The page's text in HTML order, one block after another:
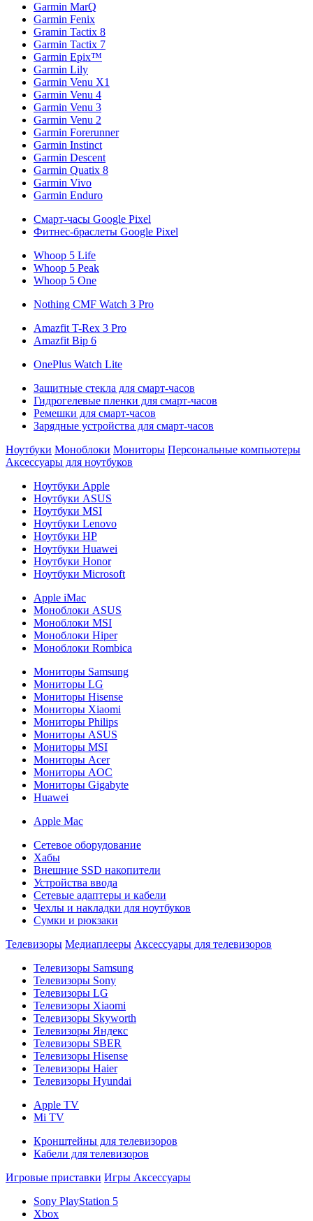
Garmin MarQ
Garmin Fenix
Gramin Tactix 8
Garmin Tactix 7
Garmin Epix™
Garmin Lily
Garmin Venu X1
Garmin Venu 4
Garmin Venu 3
Garmin Venu 2
Garmin Forerunner
Garmin Instinct
Garmin Descent
Garmin Quatix 8
Garmin Vivo
Garmin Enduro
Смарт-часы Google Pixel
Фитнес-браслеты Google Pixel
Whoop 5 Life
Whoop 5 Peak
Whoop 5 One
Nothing CMF Watch 3 Pro
Amazfit T-Rex 3 Pro
Amazfit Bip 6
OnePlus Watch Lite
Защитные стекла для смарт-часов
Гидрогелевые пленки для смарт-часов
Ремешки для смарт-часов
Зарядные устройства для смарт-часов
Ноутбуки Моноблоки Мониторы Персональные компьютеры
Аксессуары для ноутбуков
Ноутбуки Apple
Ноутбуки ASUS
Ноутбуки MSI
Ноутбуки Lenovo
Ноутбуки HP
Ноутбуки Huawei
Ноутбуки Honor
Ноутбуки Microsoft
Apple iMac
Моноблоки ASUS
Моноблоки MSI
Моноблоки Hiper
Моноблоки Rombica
Мониторы Samsung
Мониторы LG
Мониторы Hisense
Мониторы Xiaomi
Мониторы Philips
Мониторы ASUS
Мониторы MSI
Мониторы Acer
Мониторы AOC
Мониторы Gigabyte
Huawei
Apple Mac
Сетевое оборудование
Хабы
Внешние SSD накопители
Устройства ввода
Сетевые адаптеры и кабели
Чехлы и накладки для ноутбуков
Сумки и рюкзаки
Телевизоры Медиаплееры Аксессуары для телевизоров
Телевизоры Samsung
Телевизоры Sony
Телевизоры LG
Телевизоры Xiaomi
Телевизоры Skyworth
Телевизоры Яндекс
Телевизоры SBER
Телевизоры Hisense
Телевизоры Haier
Телевизоры Hyundai
Apple TV
Mi TV
Кронштейны для телевизоров
Кабели для телевизоров
Игровые приставки Игры Аксессуары
Sony PlayStation 5
Xbox